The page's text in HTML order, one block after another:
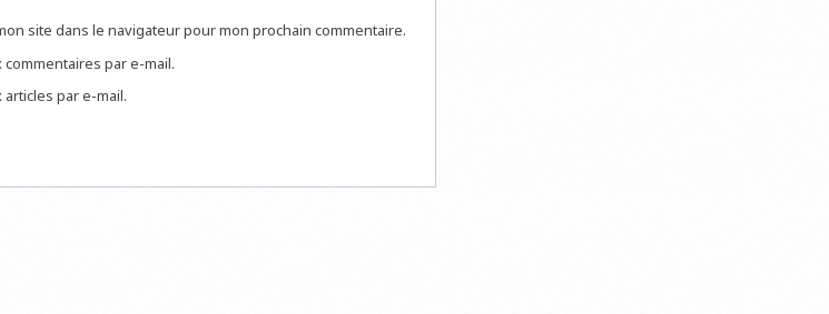
site dans le navigateur pour mon prochain commentaire.
par e-mail.
par e-mail.